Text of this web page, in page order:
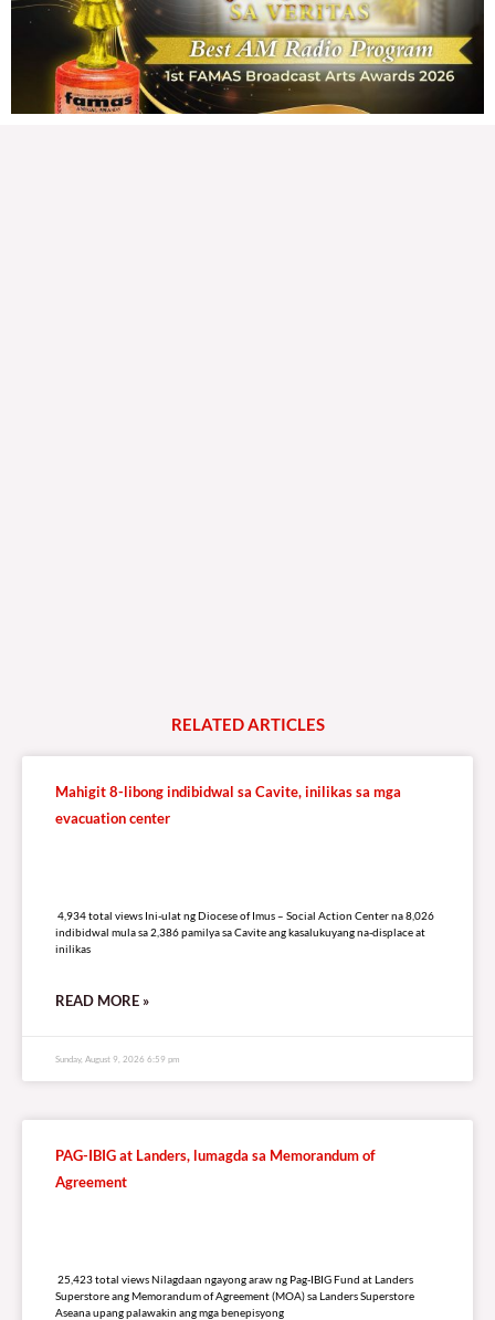
RELATEDARTICLES
Mahigit 8-libong indibidwal sa Cavite, inilikas sa mga
evacuation center
4,934 total views Ini-ulat ng Diocese of Imus – Social Action Center na 8,026
indibidwal mula sa 2,386 pamilya sa Cavite ang kasalukuyang na-displace at
inilikas
READ MORE »
Sunday, August 9, 2026 6:59 pm
PAG-IBIG at Landers, lumagda sa Memorandum of
Agreement
25,423 total views Nilagdaan ngayong araw ng Pag-IBIG Fund at Landers
Superstore ang Memorandum of Agreement (MOA) sa Landers Superstore
Aseana upang palawakin ang mga benepisyong